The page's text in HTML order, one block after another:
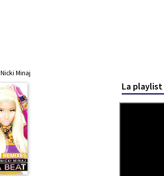
Minaj
La